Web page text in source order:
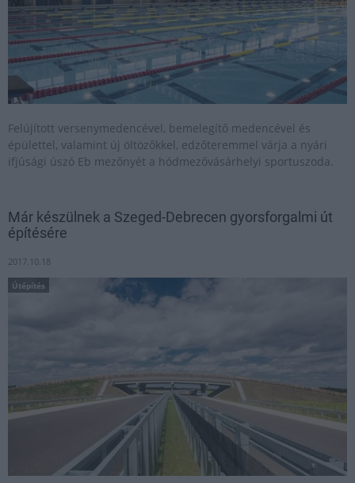
Felújított versenymedencével, bemelegítő medencével és
épülettel, valamint új öltözőkkel, edzőteremmel várja a nyári
ifjúsági úszó Eb mezőnyét a hódmezővásárhelyi sportuszoda.
Már készülnek a Szeged-Debrecen gyorsforgalmi út
építésére
2017.10.18
Útépítés